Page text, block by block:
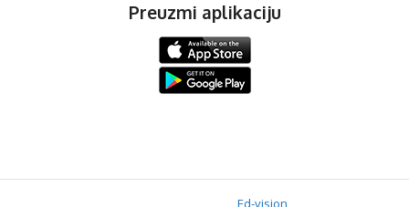
Preuzmi aplikaciju
Ed-vision